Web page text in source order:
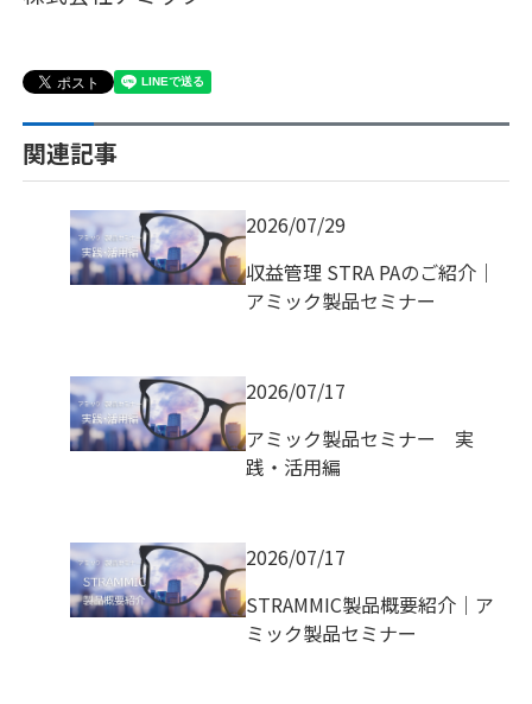
関連記事
2026/07/29
収益管理 STRA PAのご紹介｜
アミック製品セミナー
2026/07/17
アミック製品セミナー 実
践・活用編
2026/07/17
STRAMMIC製品概要紹介｜ア
ミック製品セミナー